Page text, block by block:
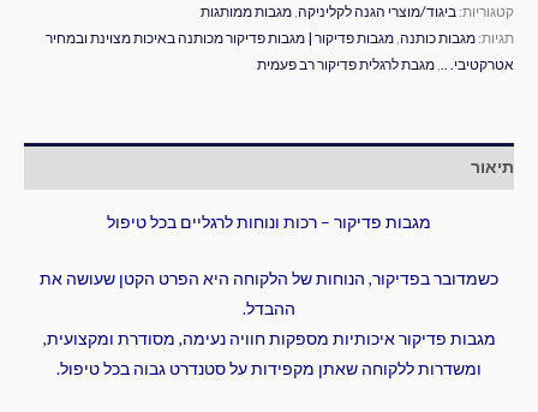
קטגוריות: ביגוד/מוצרי הגנה לקליניקה מגבות ממותגות
תגיות: מגבות כותנה מגבות פדיקור | מגבות פדיקור מכותנה באיכות מצוינת ובמחיר
אטרקטיבי. ..
מגבת לרגלית פדיקור רב פעמית
תיאור
מגבות פדיקור – רכות ונוחות לרגליים בכל טיפול
כשמדובר בפדיקור, הנוחות של הלקוחה היא הפרט הקטן שעושה את
ההבדל.
מגבות פדיקור איכותיות מספקות חוויה נעימה, מסודרת ומקצועית,
ומשדרות ללקוחה שאתן מקפידות על סטנדרט גבוה בכל טיפול.